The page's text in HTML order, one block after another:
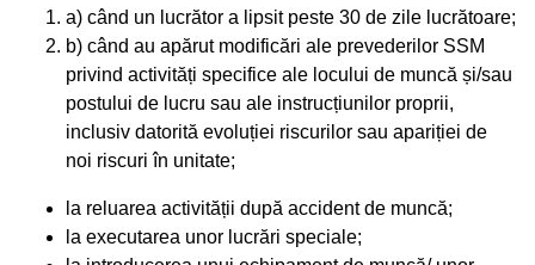
a) când un lucrător a lipsit peste 30 de zile lucrătoare;
b) când au apărut modificări ale prevederilor SSM
privind activități specifice ale locului de muncă și/sau
postului de lucru sau ale instrucțiunilor proprii,
inclusiv datorită evoluției riscurilor sau apariției de
noi riscuri în unitate;
la reluarea activității după accident de muncă;
la executarea unor lucrări speciale;